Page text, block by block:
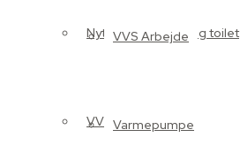
VVS Arbejde
Varmepumpe
Nyt badeværelse og toilet
VVS Arbejde